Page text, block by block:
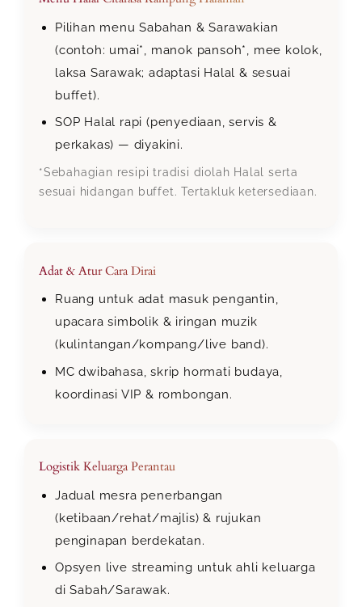
Pilihan menu Sabahan & Sarawakian
(contoh: umai*, manok pansoh*, mee kolok,
laksa Sarawak; adaptasi Halal & sesuai
buffet).
SOP Halal rapi (penyediaan, servis &
perkakas) — diyakini.
*Sebahagian resipi tradisi diolah Halal serta
sesuai hidangan buffet. Tertakluk ketersediaan.
Adat & Atur Cara Dirai
Ruang untuk adat masuk pengantin,
upacara simbolik & iringan muzik
(kulintangan/kompang/live band).
MC dwibahasa, skrip hormati budaya,
koordinasi VIP & rombongan.
Logistik Keluarga Perantau
Jadual mesra penerbangan
(ketibaan/rehat/majlis) & rujukan
penginapan berdekatan.
Opsyen live streaming untuk ahli keluarga
di Sabah/Sarawak.